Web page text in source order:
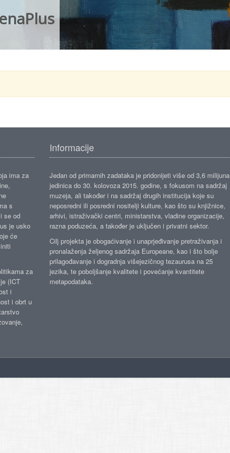
ima za
s
se od
je usko
će
za
(ICT
i
i obrt u
Informacije
Jedan od primarnih zadataka je pridonijeti više od 3,6 milijuna
jedinica do 30. kolovoza 2015. godine, s fokusom na sadržaj
muzeja, ali također i na sadržaj drugih institucija koje su
neposredni ili posredni nositelji kulture, kao što su knjižnice,
arhivi, istraživački centri, ministarstva, vladine organizacije,
razna poduzeća, a također je uključen i privatni sektor.
Cilj projekta je obogaćivanje i unaprjeđivanje pretraživanja i
pronalaženja željenog sadržaja Europeane, kao i što bolje
prilagođavanje i dogradnja višejezičnog tezaurusa na 25
jezika, te poboljšanje kvalitete i povećanje kvantitete
metapodataka.